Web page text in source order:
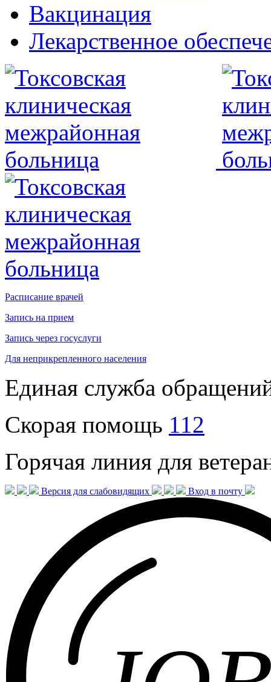
Вакцинация
Лекарственное
Расписание врачей
Запись на прием
Запись через госуслуги
Для неприкрепленного населения
Единая служба
Скорая помощь 112
Горячая линия для
Версия для слабовидящих Вход в почту